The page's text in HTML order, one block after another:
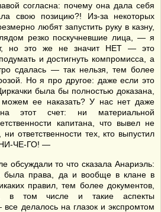
согласна: почему она дала себя
свою позицию?! Из-за некоторых
любят запустить руку в казну,
резко поскучневшие лица, — я
но это же не значит НЕТ — это
и достигнуть компромисса, а
сдалась — так нельзя, тем более
Но я про другое: даже если это
была бы полностью доказана,
ее наказать? У нас нет даже
этот счет: ни материальной
капитана, что вывел не
ответственности тех, кто выпустил
НИ-ЧЕ-ГО! —
обсуждали то что сказала Анариэль:
была права, да и вообще в клане в
правил, тем более документов,
в том числе и такие аспекты
делалось на глазок и экспромтом